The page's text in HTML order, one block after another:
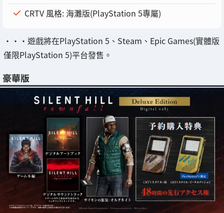
CRTV 風格: 海灘版(PlayStation 5專屬)
・・・遊戲將在PlayStation 5、Steam、Epic Games(實體版
僅限PlayStation 5)平台發售。
豪華版